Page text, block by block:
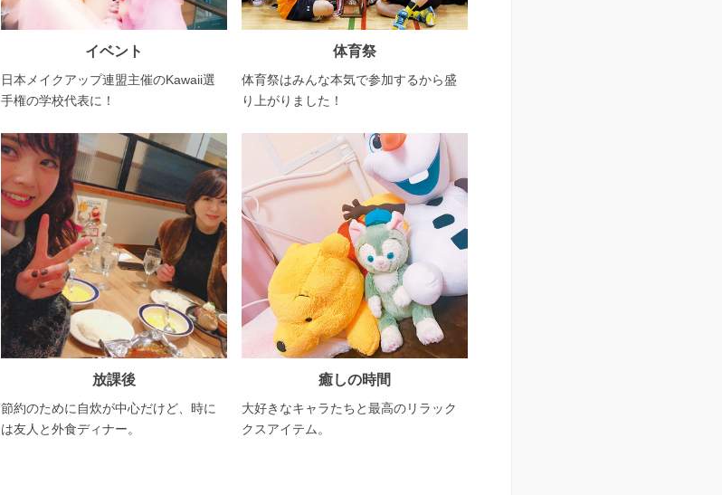
イベント
日本メイクアップ連盟主催のKawaii選
手権の学校代表に！
体育祭
体育祭はみんな本気で参加するから盛
り上がりました！
放課後
節約のために自炊が中心だけど、時に
は友人と外食ディナー。
癒しの時間
大好きなキャラたちと最高のリラック
クスアイテム。